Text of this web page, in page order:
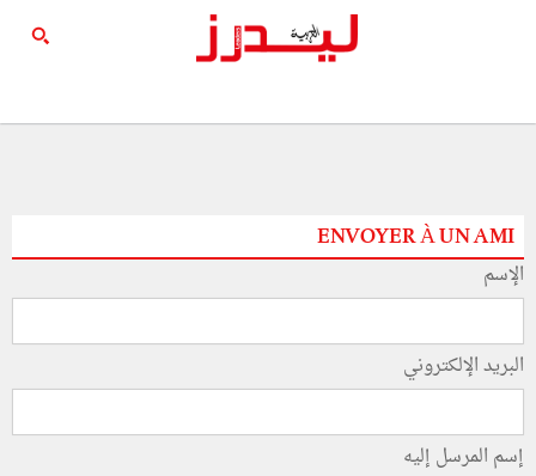
ENVOYER À UN AMI
الإسم
البريد الإلكتروني
إسم المرسل إليه